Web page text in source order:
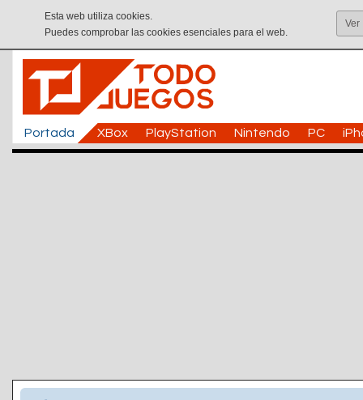
Esta web utiliza cookies.
Puedes comprobar las cookies esenciales para el web.
Ver
Portada XBox PlayStation Nintendo PC